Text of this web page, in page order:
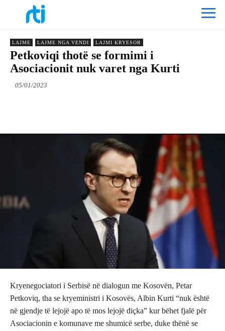
LAJME LAJME NGA VENDI LAJMI KRYESOR
Petkoviqi thotë se formimi i
Asociacionit nuk varet nga Kurti
05/01/2023
Kryenegociatori i Serbisë në dialogun me Kosovën, Petar
Petkoviq, tha se kryeministri i Kosovës, Albin Kurti “nuk është
në gjendje të lejojë apo të mos lejojë diçka” kur bëhet fjalë për
Asociacionin e komunave me shumicë serbe, duke thënë se